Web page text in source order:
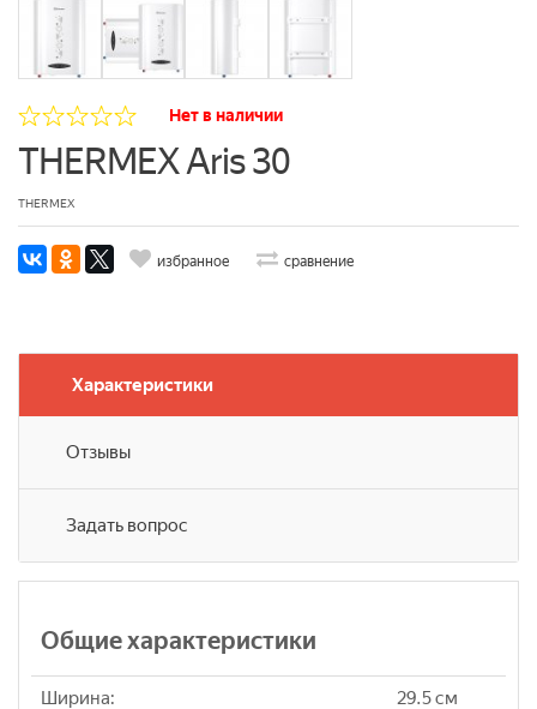
Нет в наличии
THERMEX Aris 30
THERMEX
избранное сравнение
Характеристики
Отзывы
Задать вопрос
Общие характеристики
Ширина: 29.5 см